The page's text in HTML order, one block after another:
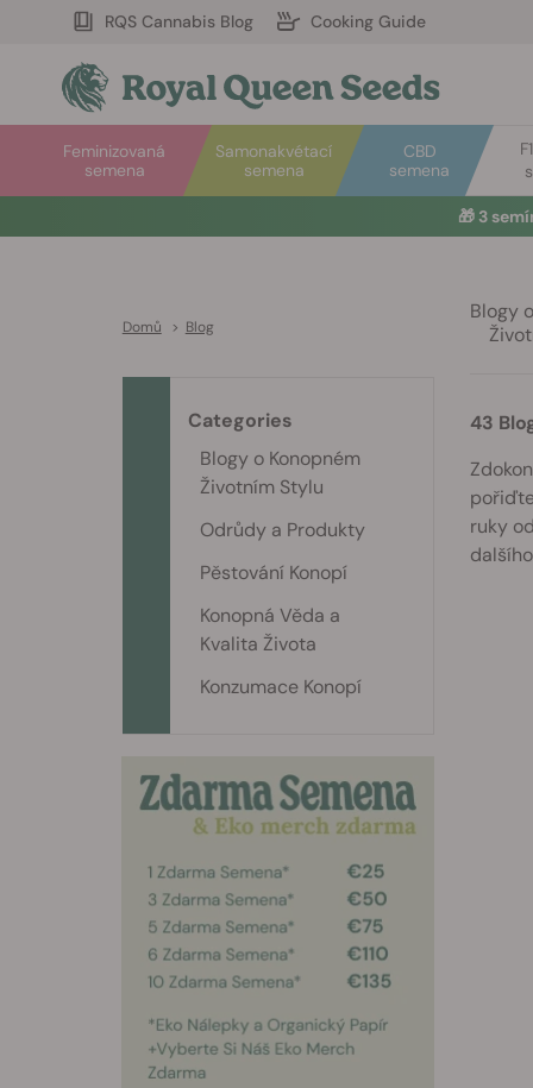
RQS Cannabis Blog Cooking Guide
Samonakvétací
semena
Feminizovaná
semena
CBD
semena
🎁 3
Domů > Blog
Blogy
43
ruky
Categories
Blogy o Konopném
Životním Stylu
Odrůdy a Produkty
Pěstování Konopí
Konopná Věda a
Kvalita Života
Konzumace Konopí